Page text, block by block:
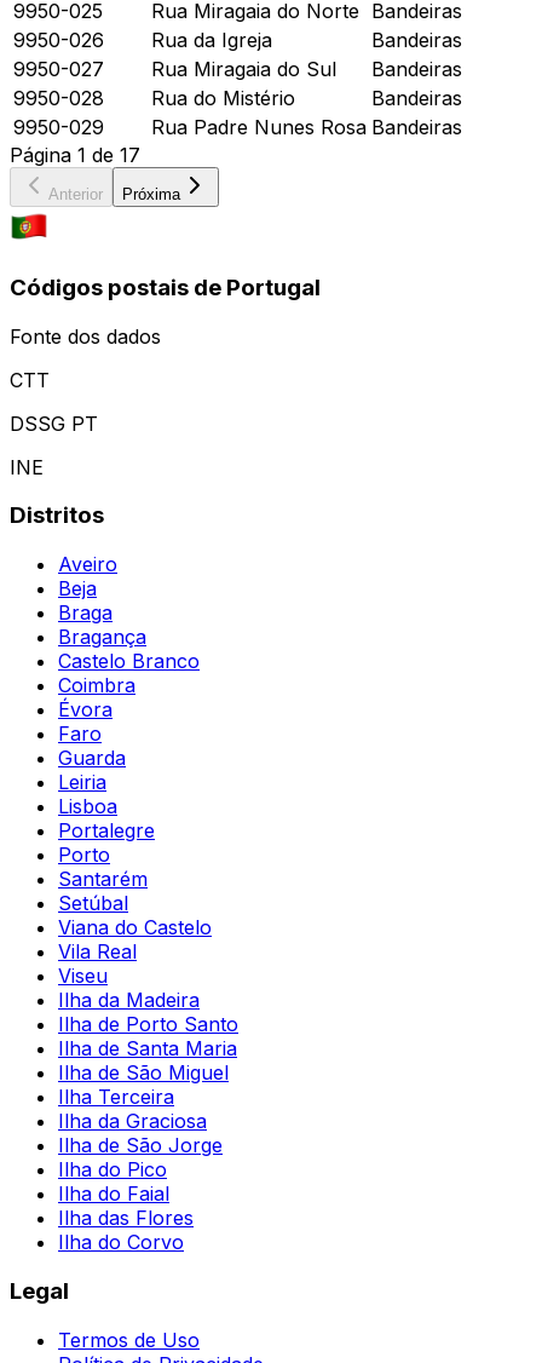
9950-025
Rua Miragaia do Norte Bandeiras
9950-026
Rua da Igreja
Bandeiras
9950-027
Rua Miragaia do Sul
Bandeiras
9950-028
Rua do Mistério
Bandeiras
9950-029
Rua Padre Nunes Rosa Bandeiras
Página 1 de 17
Anterior Próxima
Códigos postais de Portugal
Fonte dos dados
CTT
DSSG PT
INE
Distritos
Aveiro
Beja
Braga
Bragança
Castelo Branco
Coimbra
Évora
Faro
Guarda
Leiria
Lisboa
Portalegre
Porto
Santarém
Setúbal
Viana do Castelo
Vila Real
Viseu
Ilha da Madeira
Ilha de Porto Santo
Ilha de Santa Maria
Ilha de São Miguel
Ilha Terceira
Ilha da Graciosa
Ilha de São Jorge
Ilha do Pico
Ilha do Faial
Ilha das Flores
Ilha do Corvo
Legal
Termos de Uso